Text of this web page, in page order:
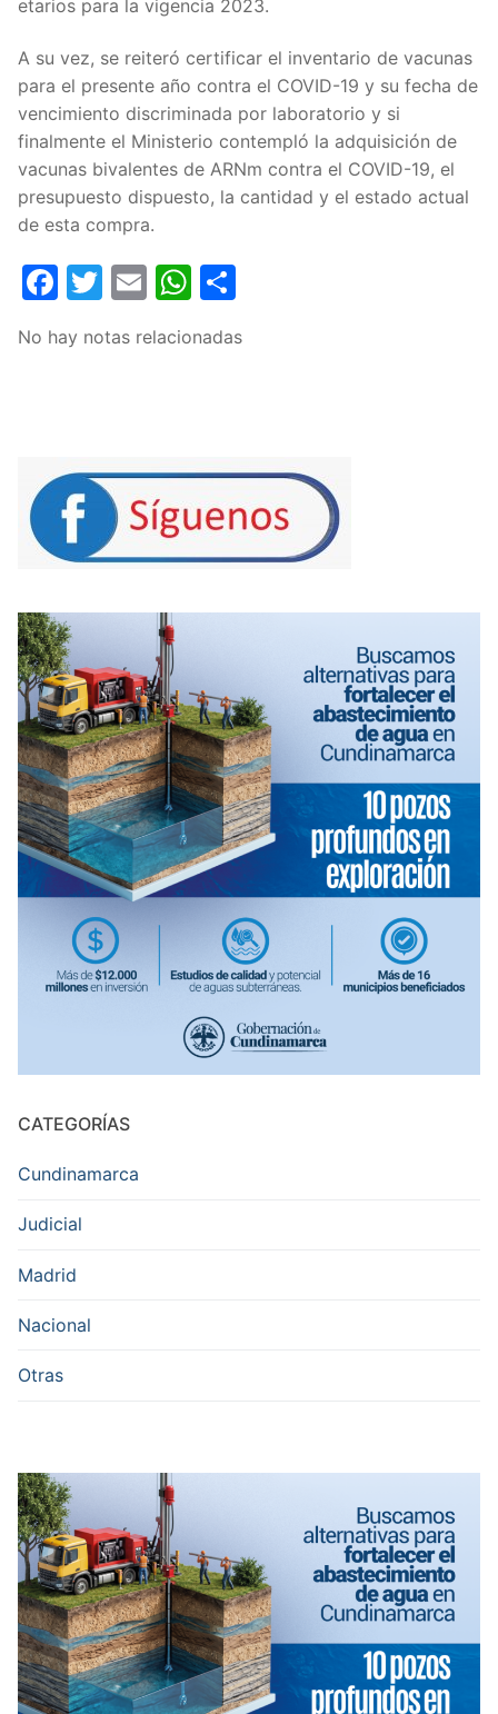
etarios para la vigencia 2023.
A su vez, se reiteró certificar el inventario de vacunas
para el presente año contra el COVID-19 y su fecha de
vencimiento discriminada por laboratorio y si
finalmente el Ministerio contempló la adquisición de
vacunas bivalentes de ARNm contra el COVID-19, el
presupuesto dispuesto, la cantidad y el estado actual
de esta compra.
Facebook
Twitter
EmailWhatsApp
No hay notas relacionadas
CATEGORÍAS
Cundinamarca
Judicial
Madrid
Nacional
Otras